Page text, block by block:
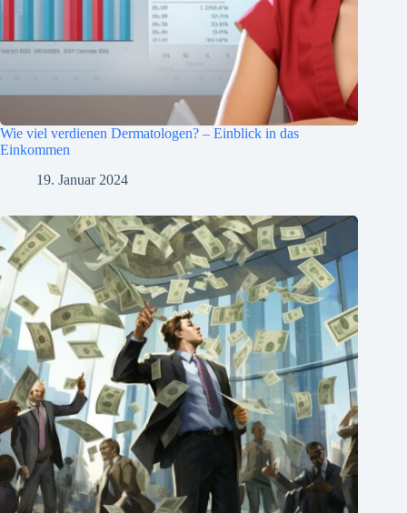
Wie viel verdienen Dermatologen? – Einblick in das
Einkommen
19. Januar 2024